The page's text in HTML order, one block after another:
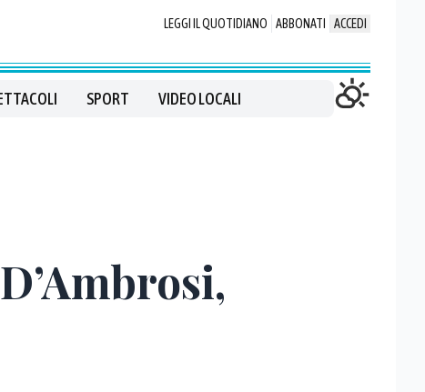
LEGGI IL QUOTIDIANO ABBONATI ACCEDI
SPORT VIDEO LOCALI